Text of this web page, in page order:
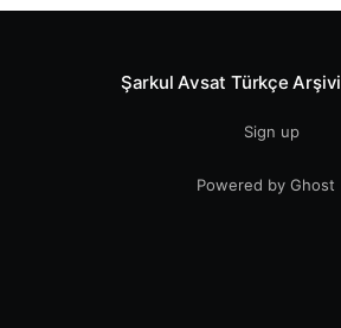
Şarkul Avsat Türkçe Arşivi
Sign up
Powered by Ghost